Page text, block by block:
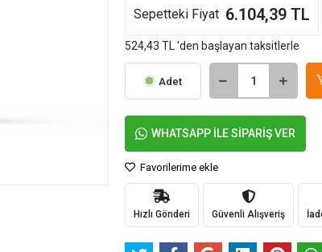
Sepetteki Fiyat 6.104,39 TL
524,43 TL 'den başlayan taksitlerle
Adet
WHATSAPP İLE SİPARİŞ VER
Favorilerime ekle
Hızlı Gönderi Güvenli Alışveriş